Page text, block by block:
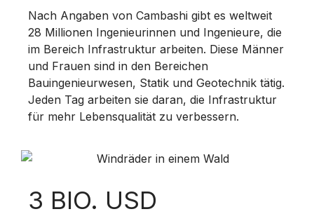
E
O
Nach Angaben von Cambashi gibt es weltweit
28 Millionen Ingenieurinnen und Ingenieure, die
im Bereich Infrastruktur arbeiten. Diese Männer
und Frauen sind in den Bereichen
Bauingenieurwesen, Statik und Geotechnik tätig.
Jeden Tag arbeiten sie daran, die Infrastruktur
für mehr Lebensqualität zu verbessern.
3 BIO. USD